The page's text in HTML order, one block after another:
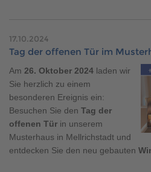
17.10.2024
Tag der offenen Tür im
Am 26. Oktober 2024 laden wir
Sie herzlich zu einem
besonderen Ereignis ein:
Besuchen Sie den Tag der
offenen Tür in unserem
Musterhaus in Mellrichstadt und
entdecken Sie den neu gebauten